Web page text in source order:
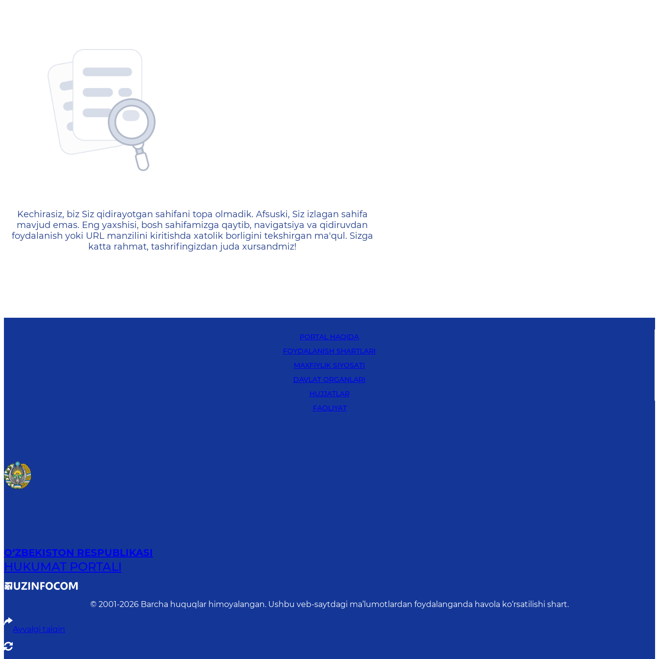
404 — Страница не найдена
Kechirasiz, biz Siz qidirayotgan sahifani topa olmadik. Afsuski, Siz izlagan sahifa
mavjud emas. Eng yaxshisi, bosh sahifamizga qaytib, navigatsiya va qidiruvdan
foydalanish yoki URL manzilini kiritishda xatolik borligini tekshirgan ma'qul. Sizga
katta rahmat, tashrifingizdan juda xursandmiz!
PORTAL HAQIDA
FOYDALANISH SHARTLARI
MAXFIYLIK SIYOSATI
DAVLAT ORGANLARI
HUJJATLAR
FAOLIYAT
O‘ZBEKISTON RESPUBLIKASI
HUKUMAT PORTALI
© 2001-2026 Barcha huquqlar himoyalangan. Ushbu veb-saytdagi ma’lumotlardan foydalanganda havola ko‘rsatilishi shart.
Avvalgi talqin